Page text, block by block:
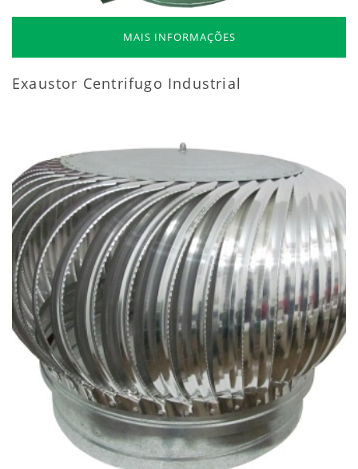
MAIS INFORMAÇÕES
Exaustor Centrifugo Industrial